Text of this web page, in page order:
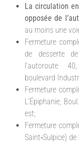
La circulation
opposée de
au moins une
Fermeture
de desserte
l’autoroute
boulevard
Fermeture
L’Épiphanie,
est;
Fermeture
Saint‑Sulpice)